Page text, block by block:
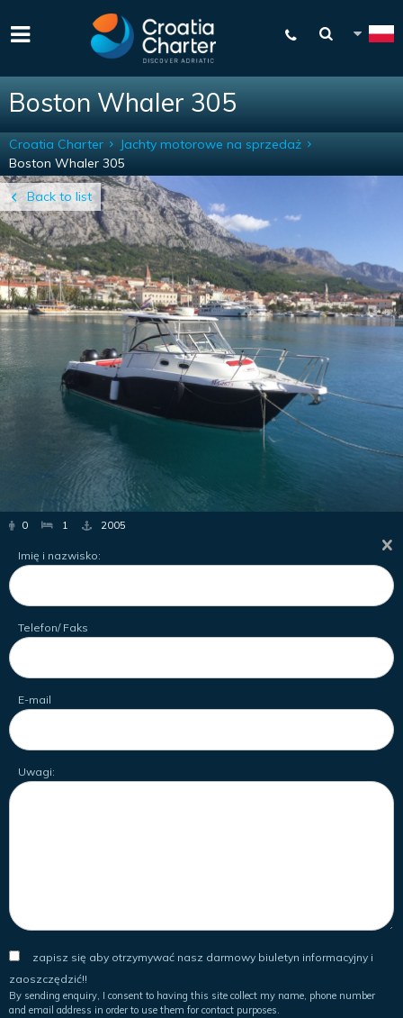
Boston Whaler 305
Back to list
Croatia Charter
Jachty motorowe na sprzedaż
Boston Whaler 305
0 1 2005
Imię i nazwisko:
Telefon/ Faks
E-mail
Uwagi:
zapisz się aby otrzymywać nasz darmowy biuletyn informacyjny i
zaoszczędzić!!
By sending enquiry, I consent to having this site collect my name, phone number
and email address in order to use them for contact purposes.